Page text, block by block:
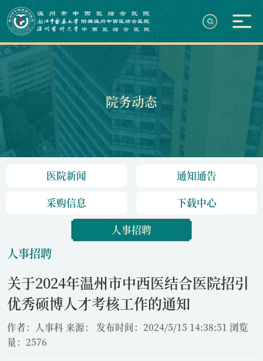
院务动态
医院新闻
通知通告
采购信息
下载中心
人事招聘
人事招聘
关于2024年温州市中西医结合医院招引
优秀硕博人才考核工作的通知
作者：人事科 来源： 发布时间：2024/5/15 14:38:51 浏览
量：2576